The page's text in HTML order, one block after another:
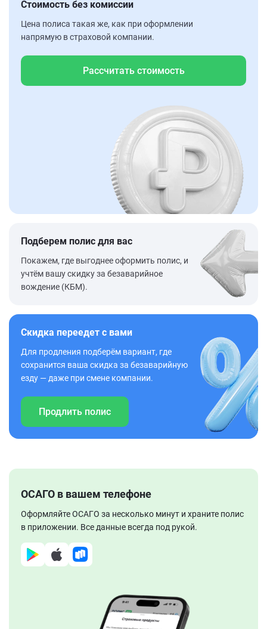
Стоимость без комиссии
Цена полиса такая же, как при оформлении
напрямую в страховой компании.
Рассчитать стоимость
Подберем полис для вас
Покажем, где выгоднее оформить полис, и
учтём вашу скидку за безаварийное
вождение (КБМ).
Скидка переедет с вами
Для продления подберём вариант, где
сохранится ваша скидка за безаварийную
езду — даже при смене компании.
Продлить полис
ОСАГО в вашем телефоне
Оформляйте ОСАГО за несколько минут и храните полис
в приложении. Все данные всегда под рукой.